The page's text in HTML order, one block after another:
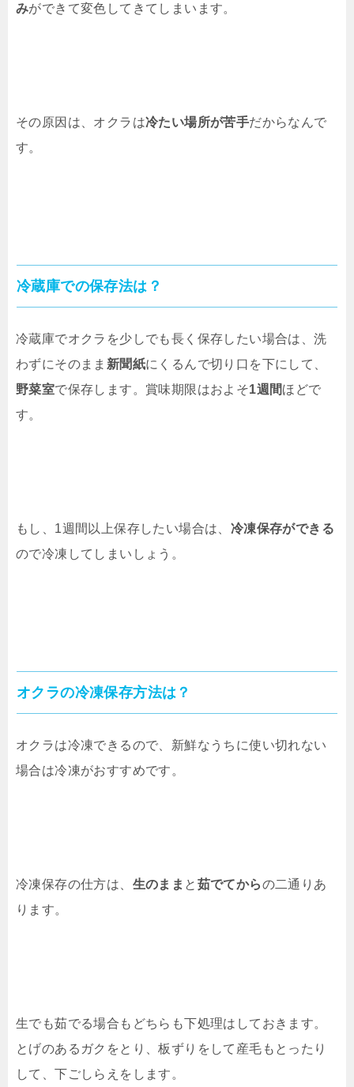
みができて変色してきてしまいます。
その原因は、オクラは冷たい場所が苦手だからなんで
す。
冷蔵庫での保存法は？
冷蔵庫でオクラを少しでも長く保存したい場合は、洗
わずにそのまま 新聞紙にくるんで切り口を下にして、
野菜室で保存します。賞味期限はおよそ1週間ほどで
す。
もし、1週間以上保存したい場合は、 冷凍保存ができる
ので冷凍してしまいしょう。
オクラの冷凍保存方法は？
オクラは冷凍できるので、新鮮なうちに使い切れない
場合は冷凍がおすすめです。
冷凍保存の仕方は、 生のまま と 茹でてからの二通りあ
ります。
生でも茹でる場合もどちらも下処理はしておきます。
とげのあるガクをとり、板ずりをして産毛もとったり
して、下ごしらえをします。